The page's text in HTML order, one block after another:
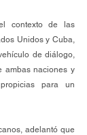
contexto de las
Unidos y Cuba,
de diálogo,
ambas naciones y
para un
adelantó que